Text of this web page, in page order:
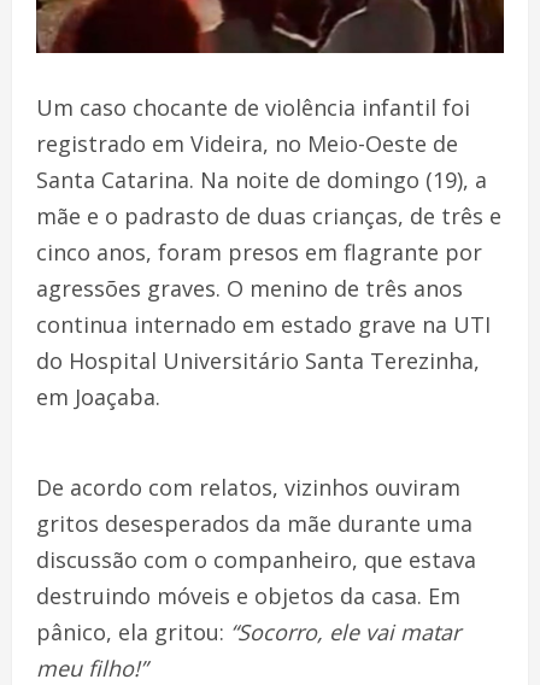
Um caso chocante de violência infantil foi
registrado em Videira, no Meio-Oeste de
Santa Catarina. Na noite de domingo (19), a
mãe e o padrasto de duas crianças, de três e
cinco anos, foram presos em flagrante por
agressões graves. O menino de três anos
continua internado em estado grave na UTI
do Hospital Universitário Santa Terezinha,
em Joaçaba.
De acordo com relatos, vizinhos ouviram
gritos desesperados da mãe durante uma
discussão com o companheiro, que estava
destruindo móveis e objetos da casa. Em
pânico, ela gritou: “Socorro, ele vai matar
meu filho!”